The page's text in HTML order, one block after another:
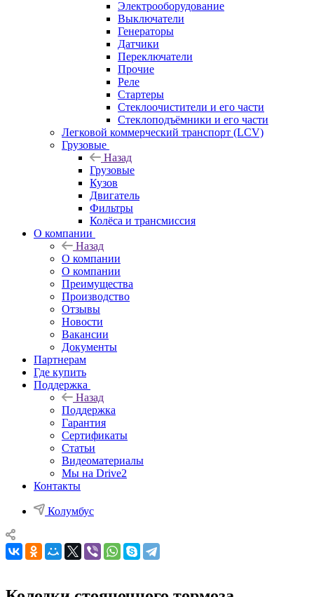
Электрооборудование
Выключатели
Генераторы
Датчики
Переключатели
Прочие
Реле
Стартеры
Стеклоочистители и его части
Стеклоподъёмники и его части
Легковой коммерческий транспорт (LCV)
Грузовые
Назад
Грузовые
Кузов
Двигатель
Фильтры
Колёса и трансмиссия
О компании
Назад
О компании
О компании
Преимущества
Производство
Отзывы
Новости
Вакансии
Документы
Партнерам
Где купить
Поддержка
Назад
Поддержка
Гарантия
Сертификаты
Статьи
Видеоматериалы
Мы на Drive2
Контакты
Колумбус